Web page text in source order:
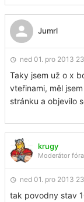
Jumrl
ned 01. pro 2013
Taky jsem už o x
vteřinami, měl
stránku a objevilo
krugy
Moderátor fóra
ned 01. pro 2013
tak povodny stav